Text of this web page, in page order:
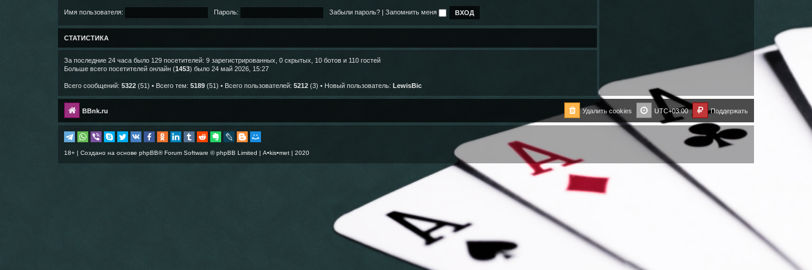
ю
о
б
щ
е
м
у
с
о
щ
н
у
н
Имя пользователя: Пароль: Забыли пароль? | Запомнить меня
СТАТИСТИКА
За последние 24 часа было 129 посетителей: 9 зарегистрированных, 0 скрытых, 10 ботов и 110 гостей
Больше всего посетителей онлайн (1453) было 24 май 2026, 15:27
Всего сообщений: 5322 (51) • Всего тем: 5189 (51) • Всего пользователей: 5212 (3) • Новый пользователь: LewisBic
BBnk.ru Поддержать
UTC+03:00
Удалить cookies
18+ | Создано на основе phpBB® Forum Software © phpBB Limited | A•kis•met | 2020